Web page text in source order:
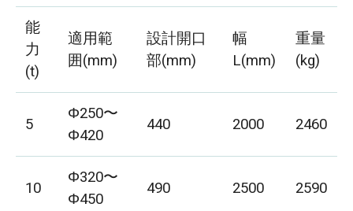
能
力
(t)
適用範
囲(mm)
設計開口
部(mm)
幅
L(mm)
重量
(kg)
5
Φ250〜
Φ420
440 2000 2460
10
Φ320〜
Φ450
490 2500 2590